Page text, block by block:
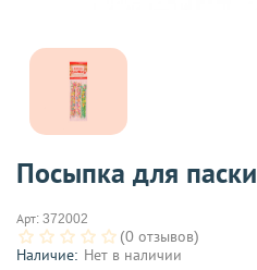
Посыпка для
Арт: 372002
(0 отзывов)
Наличие: Нет в наличии